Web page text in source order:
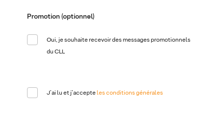
Nom de la société
Promotion (optionnel)
Oui, je souhaite recevoir des messages promotionnels
du CLL
J’ai lu et j’accepteles conditions générales